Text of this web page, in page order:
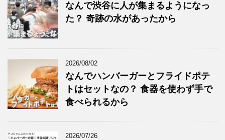
なんで渋谷に人が集まるようになっ
た？ 奇跡の水があったから
2026/08/02
なんでハンバーガーとフライドポテ
トはセットなの？ 食器を使わず手で
食べられるから
2026/07/26